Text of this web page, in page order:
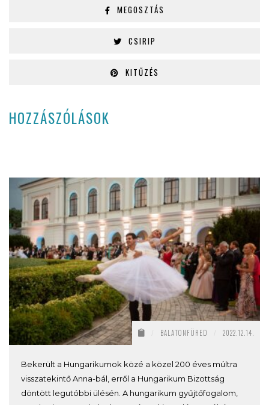
MEGOSZTÁS
CSIRIP
KITŰZÉS
HOZZÁSZÓLÁSOK
BALATONFÜRED 2022.12.14.
Bekerült a Hungarikumok közé a közel 200 éves múltra
visszatekintő Anna-bál, erről a Hungarikum Bizottság
döntött legutóbbi ülésén. A hungarikum gyűjtőfogalom,